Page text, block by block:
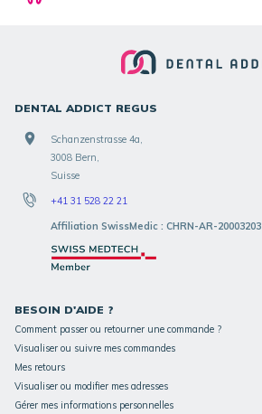
DENTAL ADDICT REGUS
Schanzenstrasse 4a,
3008 Bern,
Suisse
+41 31 528 22 21
Affiliation SwissMedic : CHRN-AR-20003203
BESOIN D'AIDE ?
Comment passer ou retourner une commande ?
Visualiser ou suivre mes commandes
Mes retours
Visualiser ou modifier mes adresses
Gérer mes informations personnelles